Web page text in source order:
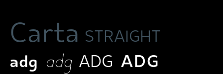
Carta STRAIGHT
adg adg ADG ADG